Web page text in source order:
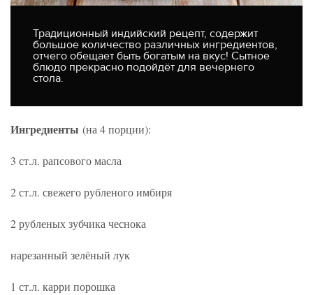
Традиционный индийский рецепт, содержит
большое количество различных ингредиентов,
отчего обещает быть богатым на вкус! Сытное
блюдо прекрасно подойдёт для вечернего
стола.
Ингредиенты (на 4 порции):
3 ст.л. рапсового масла
2 ст.л. свежего рубленого имбиря
2 рубленых зубчика чеснока
нарезанный зелёный лук
1 ст.л. карри порошка